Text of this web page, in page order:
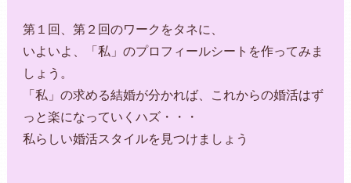
第１回、第２回のワークをタネに、
いよいよ、「私」のプロフィールシートを作ってみま
しょう。
「私」の求める結婚が分かれば、これからの婚活はず
っと楽になっていくハズ・・・
私らしい婚活スタイルを見つけましょう